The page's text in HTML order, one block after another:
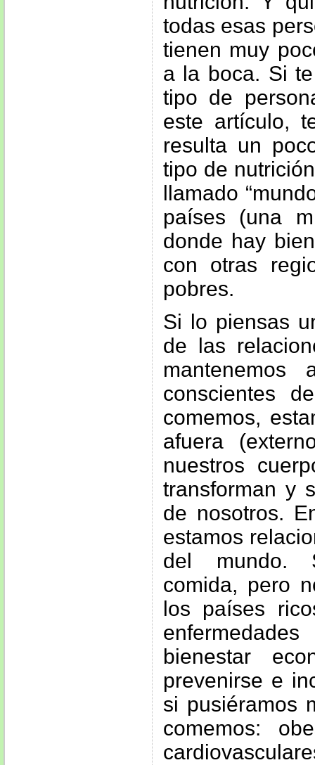
todas esas
tienen muy
a la boca. Si
tipo de
este artículo,
resulta un
tipo de
llamado
países (una
donde hay
con otras
pobres.
Si lo piensas
de las
conscientes
comemos,
afuera
nuestros
transforman y
de nosotros.
estamos
del mundo.
comida, pero
los países
bienestar
prevenirse e
si pusiéramos
comemos: